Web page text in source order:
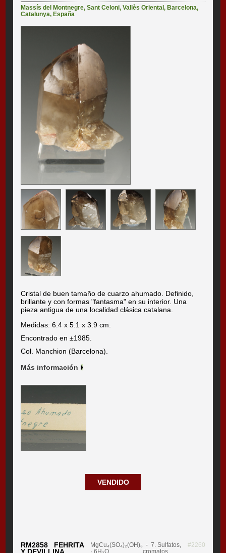
Massís del Montnegre,Sant Celoni,Vallès Oriental,Barcelona,
Catalunya,España
Cristal de buen tamaño de cuarzo ahumado. Definido,
brillante y con formas "fantasma" en su interior. Una
pieza antigua de una localidad clásica catalana.
Medidas: 6.4 x 5.1 x 3.9 cm.
Encontrado en ±1985.
Col. Manchion (Barcelona).
Más información
VENDIDO
RM2858 FEHRITA
MgCu₄(SO₄)₂(OH)₆
· 6H₂O
- 7. Sulfatos,
cromatos,
#2260